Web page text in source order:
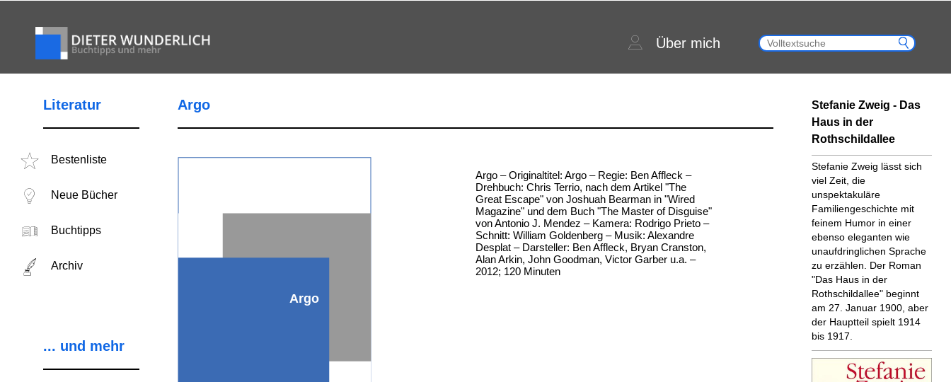
Über mich
Literatur
Bestenliste
Neue Bücher
Buchtipps
Archiv
... und mehr
Argo
Argo
Argo – Originaltitel: Argo – Regie: Ben Affleck –
Drehbuch: Chris Terrio, nach dem Artikel "The
Great Escape" von Joshuah Bearman in "Wired
Magazine" und dem Buch "The Master of Disguise"
von Antonio J. Mendez – Kamera: Rodrigo Prieto –
Schnitt: William Goldenberg – Musik: Alexandre
Desplat – Darsteller: Ben Affleck, Bryan Cranston,
Alan Arkin, John Goodman, Victor Garber u.a. –
2012; 120 Minuten
Stefanie Zweig - Das
Haus in der
Rothschildallee
Stefanie Zweig lässt sich
viel Zeit, die
unspektakuläre
Familiengeschichte mit
feinem Humor in einer
ebenso eleganten wie
unaufdringlichen Sprache
zu erzählen. Der Roman
"Das Haus in der
Rothschildallee" beginnt
am 27. Januar 1900, aber
der Hauptteil spielt 1914
bis 1917.